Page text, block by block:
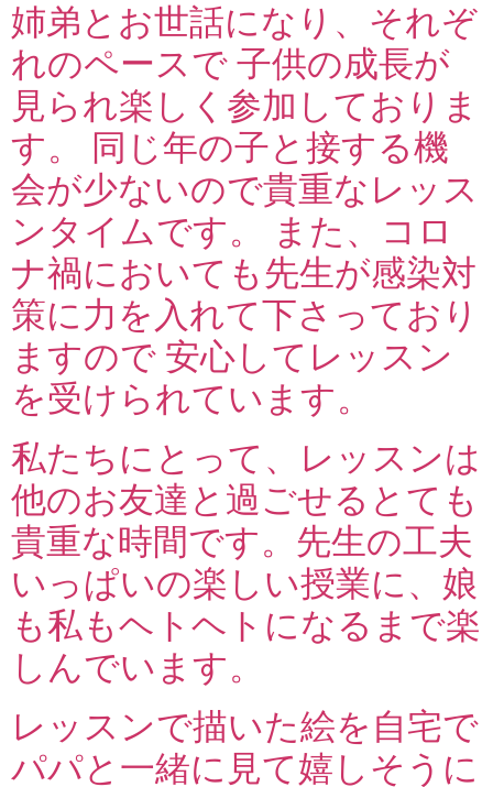
姉弟とお世話になり、それぞ
れのペースで 子供の成長が
見られ楽しく参加しておりま
す。 同じ年の子と接する機
会が少ないので貴重なレッス
ンタイムです。 また、コロ
ナ禍においても先生が感染対
策に力を入れて下さっており
ますので 安心してレッスン
を受けられています。
私たちにとって、レッスンは
他のお友達と過ごせるとても
貴重な時間です。先生の工夫
いっぱいの楽しい授業に、娘
も私もヘトヘトになるまで楽
しんでいます。
レッスンで描いた絵を自宅で
パパと一緒に見て嬉しそうに